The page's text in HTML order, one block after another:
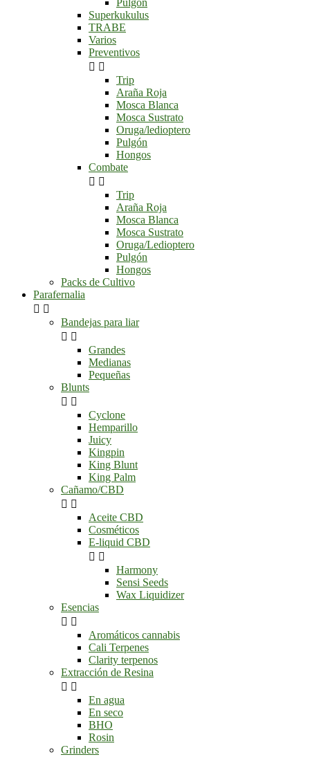
Superkukulus
TRABE
Varios
Preventivos
 
Trip
Araña Roja
Mosca Blanca
Mosca Sustrato
Oruga/ledioptero
Pulgón
Hongos
Combate
 
Trip
Araña Roja
Mosca Blanca
Mosca Sustrato
Oruga/Ledioptero
Pulgón
Hongos
Packs de Cultivo
Parafernalia
 
Bandejas para liar
 
Grandes
Medianas
Pequeñas
Blunts
 
Cyclone
Hemparillo
Juicy
Kingpin
King Blunt
King Palm
Cañamo/CBD
 
Aceite CBD
Cosméticos
E-liquid CBD
 
Harmony
Sensi Seeds
Wax Liquidizer
Esencias
 
Aromáticos cannabis
Cali Terpenes
Clarity terpenos
Extracción de Resina
 
En agua
En seco
BHO
Rosin
Grinders